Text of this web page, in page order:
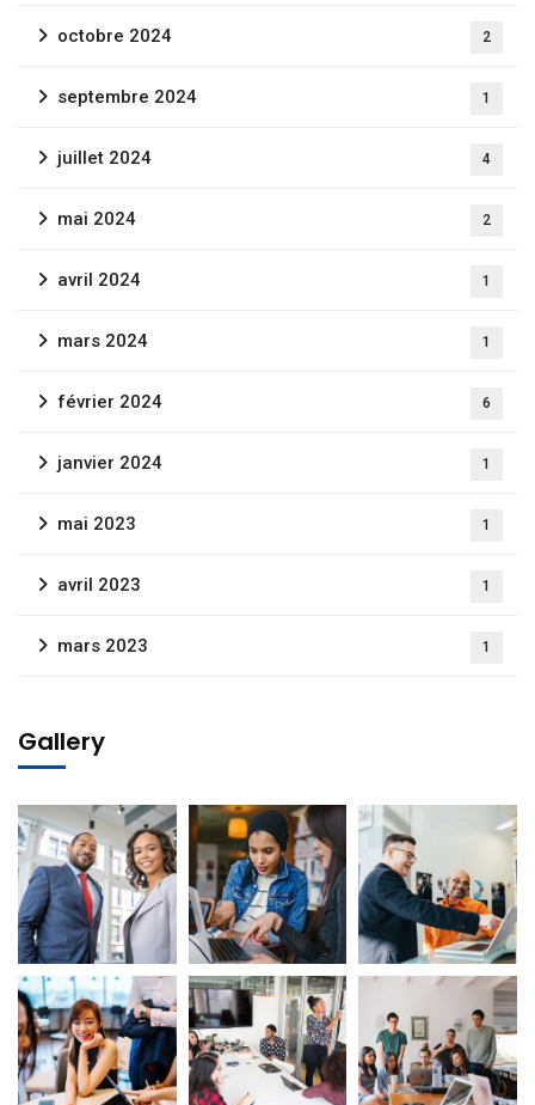
octobre 2024 2
septembre 2024 1
juillet 2024 4
mai 2024 2
avril 2024 1
mars 2024 1
février 2024 6
janvier 2024 1
mai 2023 1
avril 2023 1
mars 2023 1
Gallery